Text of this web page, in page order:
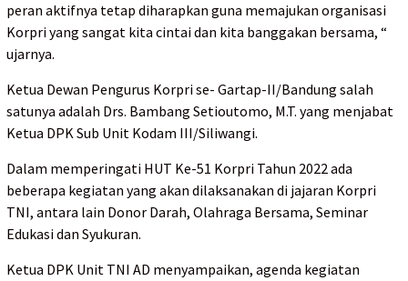
peran aktifnya tetap diharapkan guna memajukan organisasi
Korpri yang sangat kita cintai dan kita banggakan bersama, “
ujarnya.
Ketua Dewan Pengurus Korpri se- Gartap-II/Bandung salah
satunya adalah Drs. Bambang Setioutomo, M.T. yang menjabat
Ketua DPK Sub Unit Kodam III/Siliwangi.
Dalam memperingati HUT Ke-51 Korpri Tahun 2022 ada
beberapa kegiatan yang akan dilaksanakan di jajaran Korpri
TNI, antara lain Donor Darah, Olahraga Bersama, Seminar
Edukasi dan Syukuran.
Ketua DPK Unit TNI AD menyampaikan, agenda kegiatan